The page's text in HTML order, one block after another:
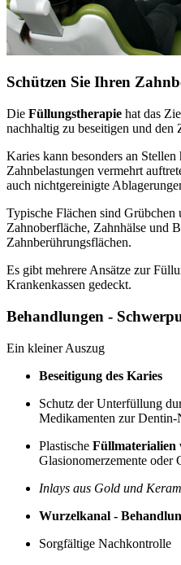
Schützen Sie Ihren
Die Füllungstherapie hat das
nachhaltig zu beseitigen und
Karies kann besonders an
Zahnbelastungen vermehrt
auch nichtgereinigte
Typische Flächen sind Grübchen
Zahnoberfläche, Zahnhälse und
Zahnberührungsflächen.
Es gibt mehrere Ansätze zur
Krankenkassen gedeckt.
Behandlungen -
Ein kleiner Auszug
Beseitigung des Karies
Schutz der Unterfüllung
Medikamenten zur
Plastische Füllmaterialien
Glasionomerzemente oder
Inlays aus Gold und
Wurzelkanal -
Sorgfältige Nachkontrolle